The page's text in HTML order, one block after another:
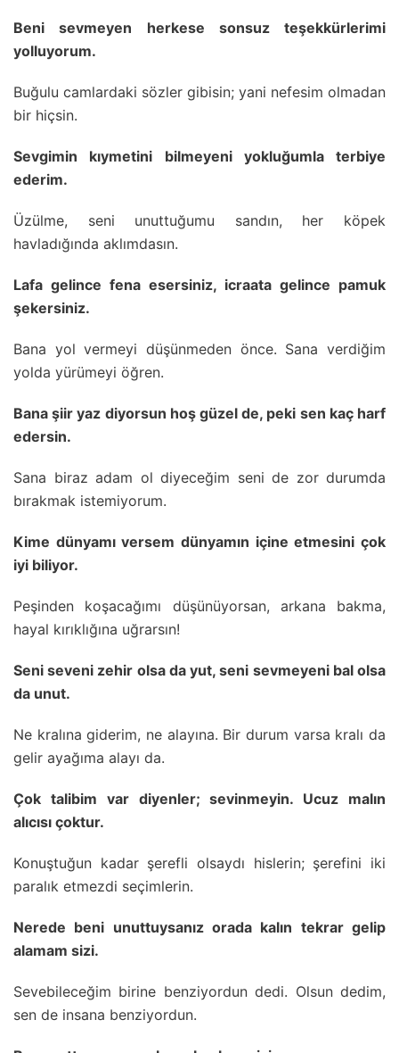
Beni sevmeyen herkese sonsuz teşekkürlerimi
yolluyorum.
Buğulu camlardaki sözler gibisin; yani nefesim olmadan
bir hiçsin.
Sevgimin kıymetini bilmeyeni yokluğumla terbiye
ederim.
Üzülme, seni unuttuğumu sandın, her köpek
havladığında aklımdasın.
Lafa gelince fena esersiniz, icraata gelince pamuk
şekersiniz.
Bana yol vermeyi düşünmeden önce. Sana verdiğim
yolda yürümeyi öğren.
Bana şiir yaz diyorsun hoş güzel de, peki sen kaç harf
edersin.
Sana biraz adam ol diyeceğim seni de zor durumda
bırakmak istemiyorum.
Kime dünyamı versem dünyamın içine etmesini çok
iyi biliyor.
Peşinden koşacağımı düşünüyorsan, arkana bakma,
hayal kırıklığına uğrarsın!
Seni seveni zehir olsa da yut, seni sevmeyeni bal olsa
da unut.
Ne kralına giderim, ne alayına. Bir durum varsa kralı da
gelir ayağıma alayı da.
Çok talibim var diyenler; sevinmeyin. Ucuz malın
alıcısı çoktur.
Konuştuğun kadar şerefli olsaydı hislerin; şerefini iki
paralık etmezdi seçimlerin.
Nerede beni unuttuysanız orada kalın tekrar gelip
alamam sizi.
Sevebileceğim birine benziyordun dedi. Olsun dedim,
sen de insana benziyordun.